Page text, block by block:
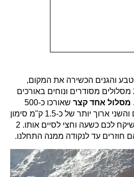
והגנים הכשירה את המקום,
וכעת נוכל לצאת מכאן ל-2 מסלולים מסודרים ונוחים באורכים
מסלול אחד קצר
שאורכו כ-500
מטר בסימון שבילים אדום והשני ארוך יותר של כ-1.5 ק"מ סימון
שבילים אדום ירוק אדום, שיקח לכם כשעה וחצי לסיים אותו. 2
חוזרים עד לנקודה ממנה התחלנו.